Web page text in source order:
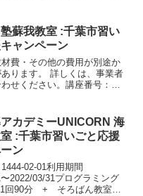
間 2020/12/21〜2021/01/...
蘇我教室 :千葉市習い
ャンペーン
費・その他の費用が別途か
ります。 詳しくは、事業者
せください。講座番号：
業月16回/9...
カデミーUNICORN 海
:千葉市習いごと応援
ン
02-01利用期間
2022/03/31プログラミング
回90分 + そろばん教室月8